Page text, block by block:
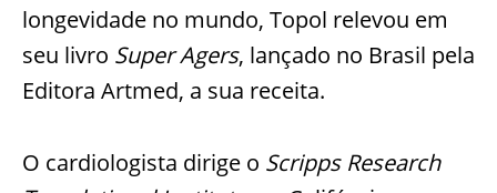
longevidade no mundo, Topol relevou em
seu livro Super Agers, lançado no Brasil pela
Editora Artmed, a sua receita.
O cardiologista dirige o Scripps Research